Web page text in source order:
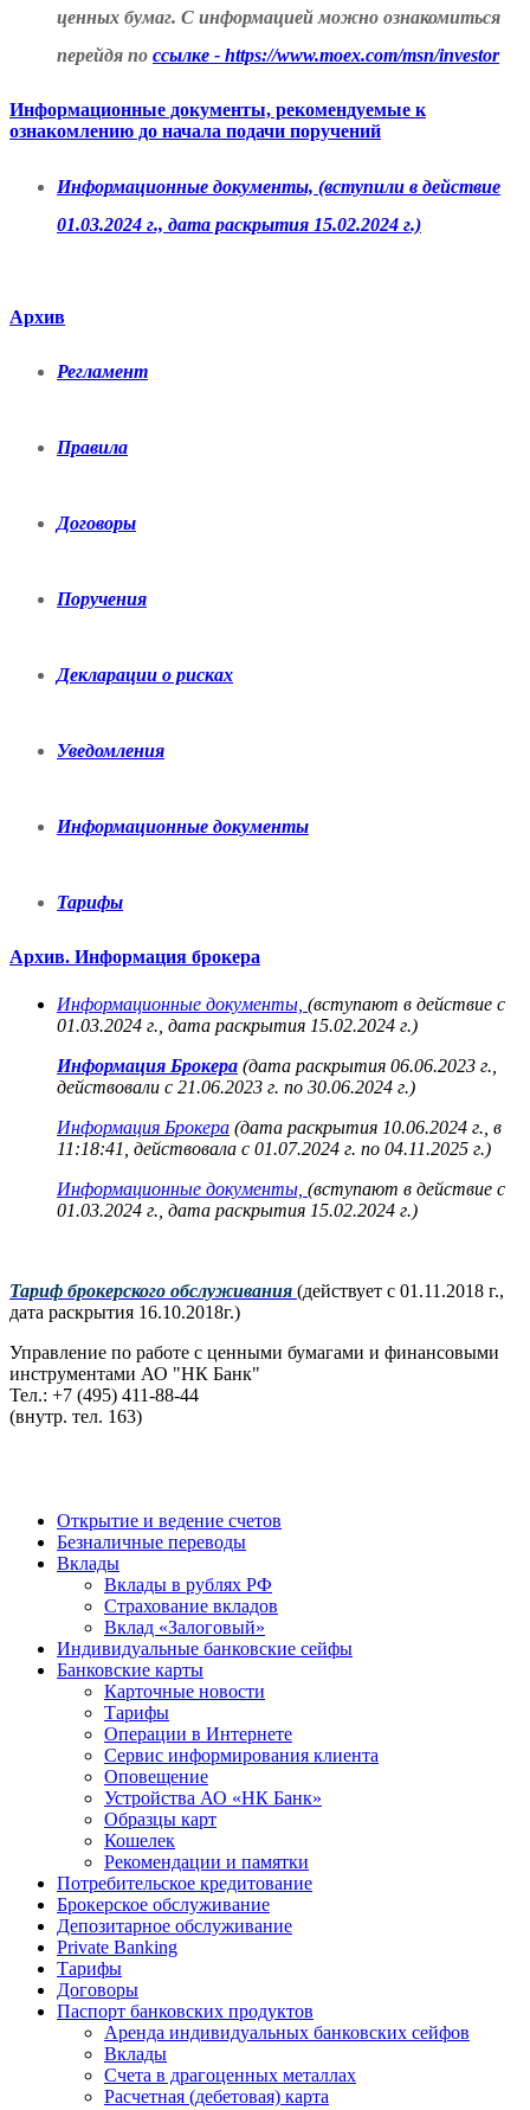
ценных бумаг. С информацией можно ознакомиться
перейдя по ссылке - https://www.moex.com/msn/investor
Информационные документы, рекомендуемые к
ознакомлению до начала подачи поручений
Информационные документы, (вступили в действие
01.03.2024 г., дата раскрытия 15.02.2024 г.)
Архив
Регламент
Правила
Договоры
Поручения
Декларации о рисках
Уведомления
Информационные документы
Тарифы
Архив. Информация брокера
Информационные документы, (вступают в действие с
01.03.2024 г., дата раскрытия 15.02.2024 г.)
Информация Брокера (дата раскрытия 06.06.2023 г.,
действовали с 21.06.2023 г. по 30.06.2024 г.)
Информация Брокера (дата раскрытия 10.06.2024 г., в
11:18:41, действовала с 01.07.2024 г. по 04.11.2025 г.)
Информационные документы, (вступают в действие с
01.03.2024 г., дата раскрытия 15.02.2024 г.)
Тариф брокерского обслуживания (действует с 01.11.2018 г.,
дата раскрытия 16.10.2018г.)
Управление по работе с ценными бумагами и финансовыми
инструментами АО "НК Банк"
Тел.: +7 (495) 411-88-44
(внутр. тел. 163)
Открытие и ведение счетов
Безналичные переводы
Вклады
Вклады в рублях РФ
Страхование вкладов
Вклад «Залоговый»
Индивидуальные банковские сейфы
Банковские карты
Карточные новости
Тарифы
Операции в Интернете
Сервис информирования клиента
Оповещение
Устройства АО «НК Банк»
Образцы карт
Кошелек
Рекомендации и памятки
Потребительское кредитование
Брокерское обслуживание
Депозитарное обслуживание
Private Banking
Тарифы
Договоры
Паспорт банковских продуктов
Аренда индивидуальных банковских сейфов
Вклады
Счета в драгоценных металлах
Расчетная (дебетовая) карта